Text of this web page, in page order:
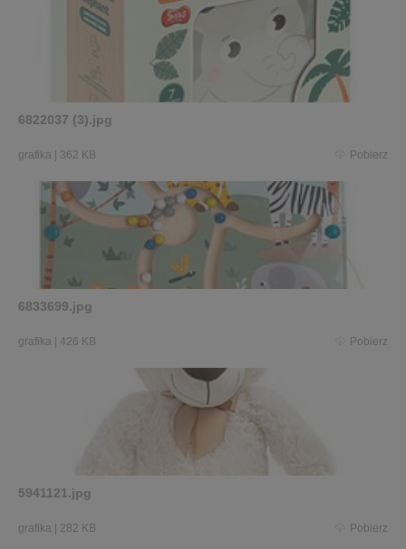
6822037 (3).jpg
grafika 362 KB Pobierz
6833699.jpg
grafika 426 KB Pobierz
5941121.jpg
grafika 282 KB Pobierz